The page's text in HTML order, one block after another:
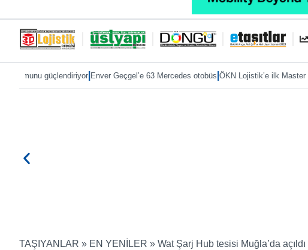
|Enver Geçgel’e 63 Mercedes otobüs|ÖKN Lojistik’e ilk Master Red EDITION
TAŞIYANLAR » EN YENİLER » Wat Şarj Hub tesisi Muğla’da açıldı